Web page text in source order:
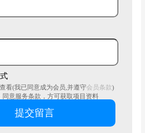
看(我已同意成为会员,并遵守会员条款)
同意服务条款，方可获取项目资料